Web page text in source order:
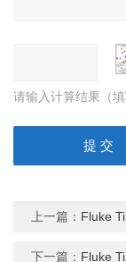
请输入计算结果（
上一篇： Fluke
下一篇： Fluke